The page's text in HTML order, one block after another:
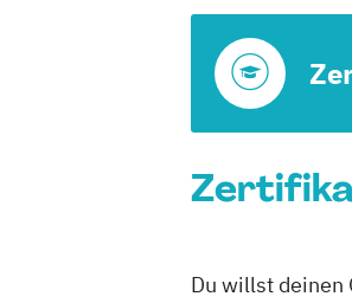
Du willst deinen